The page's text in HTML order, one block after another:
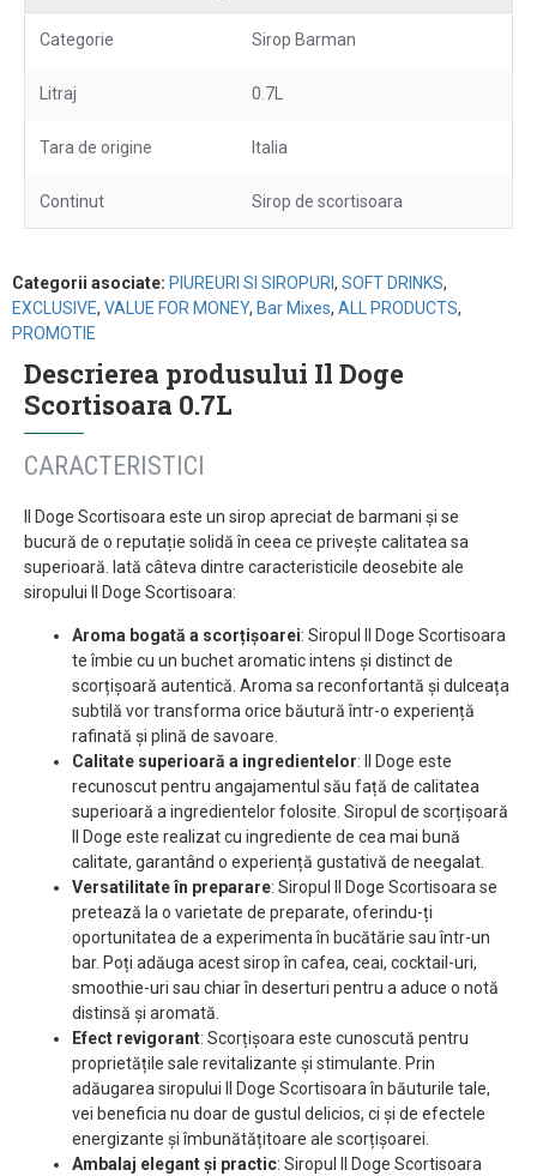
Categorie Sirop Barman
Litraj 0.7L
Tara de origine Italia
Continut Sirop de scortisoara
Categorii asociate: PIUREURI SI SIROPURI, SOFT DRINKS,
EXCLUSIVE, VALUE FOR MONEY, Bar Mixes, ALL PRODUCTS,
PROMOTIE
Descrierea produsului Il Doge
Scortisoara 0.7L
CARACTERISTICI
Il Doge Scortisoara este un sirop apreciat de barmani și se
bucură de o reputație solidă în ceea ce privește calitatea sa
superioară. Iată câteva dintre caracteristicile deosebite ale
siropului Il Doge Scortisoara:
Aroma bogată a scorțișoarei: Siropul Il Doge Scortisoara
te îmbie cu un buchet aromatic intens și distinct de
scorțișoară autentică. Aroma sa reconfortantă și dulceața
subtilă vor transforma orice băutură într-o experiență
rafinată și plină de savoare.
Calitate superioară a ingredientelor: Il Doge este
recunoscut pentru angajamentul său față de calitatea
superioară a ingredientelor folosite. Siropul de scorțișoară
Il Doge este realizat cu ingrediente de cea mai bună
calitate, garantând o experiență gustativă de neegalat.
Versatilitate în preparare: Siropul Il Doge Scortisoara se
pretează la o varietate de preparate, oferindu-ți
oportunitatea de a experimenta în bucătărie sau într-un
bar. Poți adăuga acest sirop în cafea, ceai, cocktail-uri,
smoothie-uri sau chiar în deserturi pentru a aduce o notă
distinsă și aromată.
Efect revigorant: Scorțișoara este cunoscută pentru
proprietățile sale revitalizante și stimulante. Prin
adăugarea siropului Il Doge Scortisoara în băuturile tale,
vei beneficia nu doar de gustul delicios, ci și de efectele
energizante și îmbunătățitoare ale scorțișoarei.
Ambalaj elegant și practic: Siropul Il Doge Scortisoara